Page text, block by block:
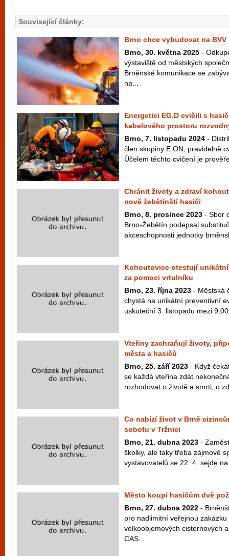
Související články:
Brno chce vybudovat na
Brno, 30. května 2025 -
výstaviště od městských
Brněnské komunikace se
na...
Energetici EG.D cvičili s
kabelového prostoru
Brno, 7. listopadu 2024 -
člen skupiny E.ON, pravidelně
Účelem těchto cvičení je
Chránit životy a zdraví
nově žebětínští hasiči
Brno, 8. prosince 2023 - Sbor
Brno-Žebětín podepsal
akceschopnosti jednotky
Kohoutovice otestují
za pomoci vrtulníku
Brno, 23. října 2023 - Městská
chystá na unikátní preventivní
uskuteční 3. listopadu mezi
Vteřiny zachraňují životy,
města a hasičů
Brno, 25. září 2023 - Když
se každá vteřina zdát
rozhodovat o životě a smrti, o
Co nabízí život v Brně
sobotu v Tržnici
Brno, 21. dubna 2023 -
školky, ale taky třeba zájmové
vystavovatelů se 22. 4. sejde
Město koupí hasičům dvě
Brno, 27. dubna 2022 -
pro nadlimitní veřejnou
velkoobjemových cisternových
CAS...